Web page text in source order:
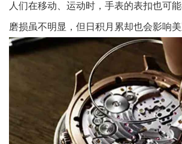
人们在移动、运动时，手表的表扣也可
磨损虽不明显，但日积月累却也会影响美